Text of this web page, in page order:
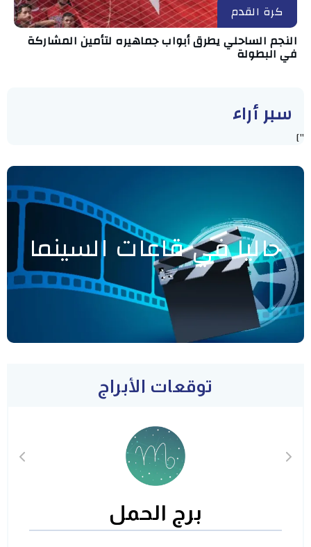
كرة القدم
النجم الساحلي يطرق أبواب جماهيره لتأمين المشاركة
في البطولة
سبر أراء
"]
حاليا في قاعات السينما
توقعات الأبراج
برج الحمل